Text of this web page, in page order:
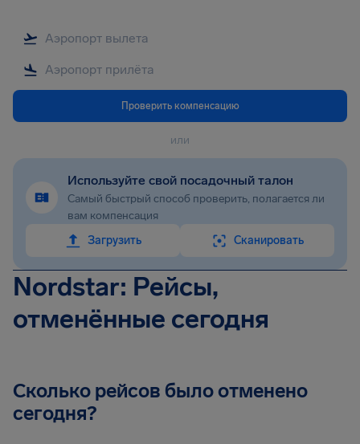
Проверить компенсацию
или
Используйте свой посадочный талон
Самый быстрый способ проверить, полагается ли
вам компенсация
Загрузить
Сканировать
Nordstar: Рейсы,
отменённые сегодня
Сколько рейсов было отменено
сегодня?